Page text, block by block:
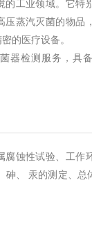
的工业领域。它特
压蒸汽灭菌的物品
的医疗设备。
器检测服务，具
腐蚀性试验、工作
砷、 汞的测定、总